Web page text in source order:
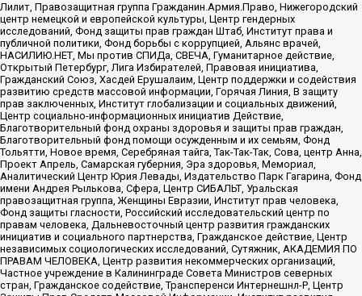
Лилит, Правозащитная группа Гражданин.Армия.Право, Нижегородский
центр немецкой и европейской культуры, Центр гендерных
исследований, Фонд защиты прав граждан Штаб, Институт права и
публичной политики, Фонд борьбы с коррупцией, Альянс врачей,
НАСИЛИЮ.НЕТ, Мы против СПИДа, СВЕЧА, Гуманитарное действие,
Открытый Петербург, Лига Избирателей, Правовая инициатива,
Гражданский Союз, Хасдей Ерушалаим, Центр поддержки и содействия
развитию средств массовой информации, Горячая Линия, В защиту
прав заключенных, Институт глобализации и социальных движений,
Центр социально-информационных инициатив Действие,
Благотворительный фонд охраны здоровья и защиты прав граждан,
Благотворительный фонд помощи осужденным и их семьям, Фонд
Тольятти, Новое время, Серебряная тайга, Так-Так-Так, Сова, центр Анна,
Проект Апрель, Самарская губерния, Эра здоровья, Мемориал,
Аналитический Центр Юрия Левады, Издательство Парк Гагарина, Фонд
имени Андрея Рылькова, Сфера, Центр СИБАЛЬТ, Уральская
правозащитная группа, Женщины Евразии, Институт прав человека,
Фонд защиты гласности, Российский исследовательский центр по
правам человека, Дальневосточный центр развития гражданских
инициатив и социального партнерства, Гражданское действие, Центр
независимых социологических исследований, Сутяжник, АКАДЕМИЯ ПО
ПРАВАМ ЧЕЛОВЕКА, Центр развития некоммерческих организаций,
Частное учреждение в Калининграде Совета Министров северных
стран, Гражданское содействие, Трансперенси Интернешнл-Р, Центр